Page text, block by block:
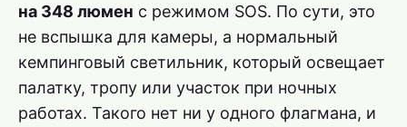
на 348 люмен с режимом SOS. По сути, это
не вспышка для камеры, а нормальный
кемпинговый светильник, который освещает
палатку, тропу или участок при ночных
работах. Такого нет ни у одного флагмана, и